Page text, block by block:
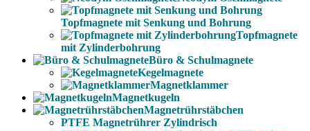
Topfmagnete mit Senkung und Bohrung
Topfmagnete
mit Zylinderbohrung
Büro & Schulmagnete
Kegelmagnete
Magnetklammer
Magnetkugeln
Magnetrührstäbchen
PTFE Magnetrührer Zylindrisch